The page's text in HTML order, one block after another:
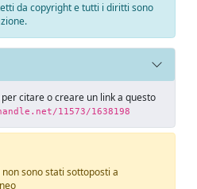
da copyright e tutti i diritti sono
citare o creare un link a questo
11573/1638198
sono stati sottoposti a